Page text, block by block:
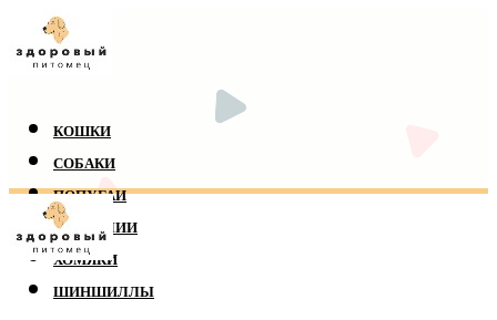
КОШКИ
СОБАКИ
ПОПУГАИ
РЕПТИЛИИ
ХОМЯКИ
ШИНШИЛЛЫ